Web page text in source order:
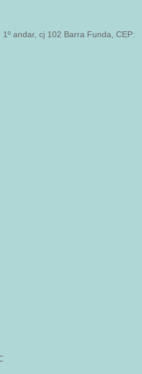
andar, cj 102 Barra Funda, CEP: